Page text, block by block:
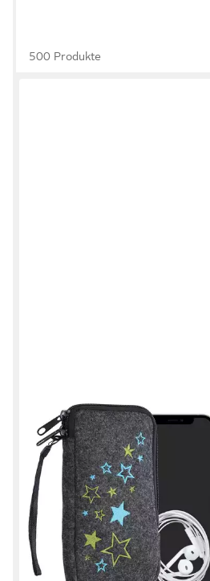
500 Produkte